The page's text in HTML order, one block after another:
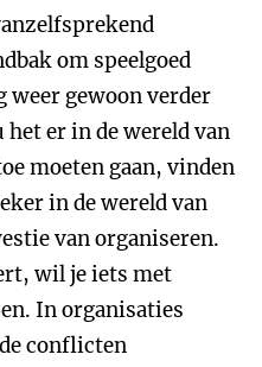
om speelgoed
weer gewoon verder
het er in de wereld van
moeten gaan, vinden
in de wereld van
van organiseren.
wil je iets met
In organisaties
conflicten